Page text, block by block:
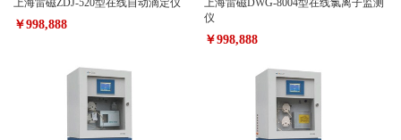
上海雷磁ZDJ-520型在线自动滴定仪
￥998,888
上海雷磁DWG-8004型在线氯离子监测
仪
￥998,888